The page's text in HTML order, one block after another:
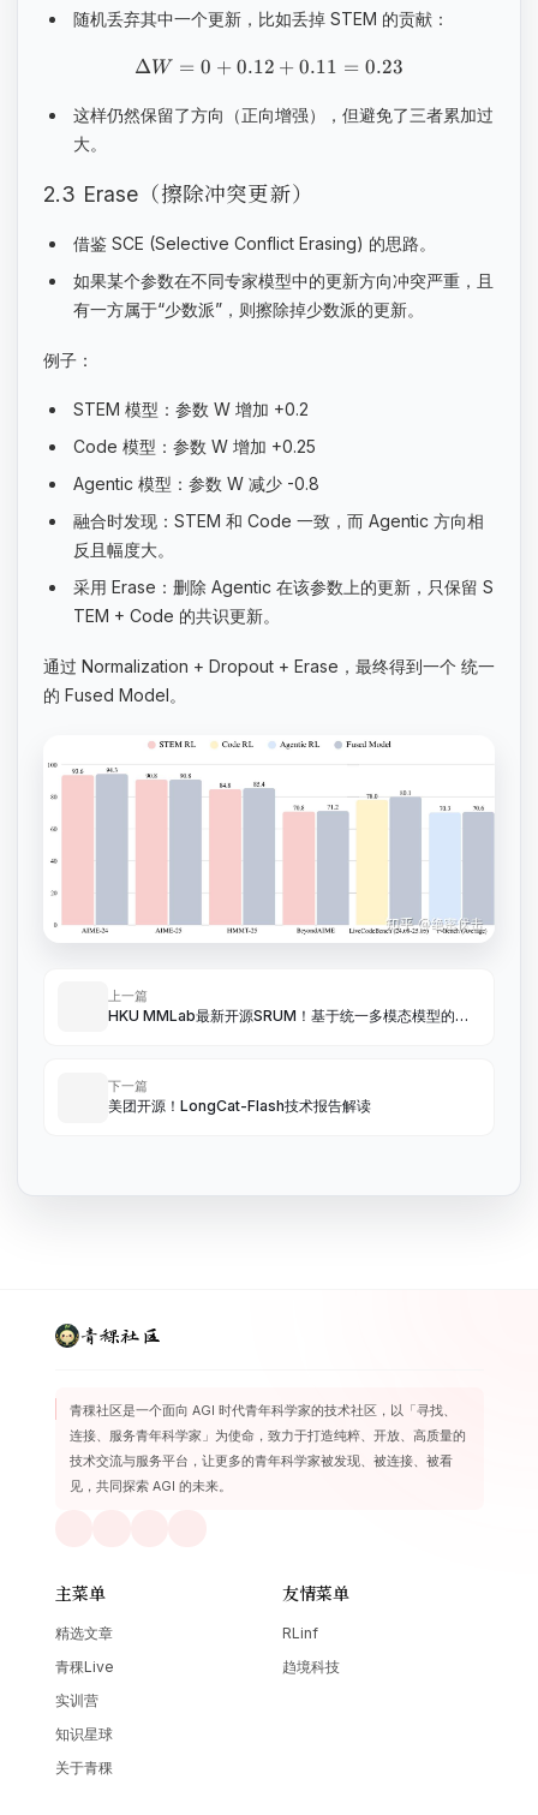
随机丢弃其中一个更新，比如丢掉 STEM 的贡献：
ΔW = 0 + 0.12 + 0.11 = 0.23
这样仍然保留了方向（正向增强），但避免了三者累加过
大。
2.3 Erase（擦除冲突更新）
借鉴 SCE (Selective Conflict Erasing) 的思路。
如果某个参数在不同专家模型中的更新方向冲突严重，且
有一方属于“少数派”，则擦除掉少数派的更新。
例子：
STEM 模型：参数 W 增加 +0.2
Code 模型：参数 W 增加 +0.25
Agentic 模型：参数 W 减少 -0.8
融合时发现：STEM 和 Code 一致，而 Agentic 方向相
反且幅度大。
采用 Erase：删除 Agentic 在该参数上的更新，只保留 S
TEM + Code 的共识更新。
通过 Normalization + Dropout + Erase，最终得到一个 统一
的 Fused Model。
上一篇
HKU MMLab最新开源SRUM！基于统一多模态模型的训
下一篇
美团开源！LongCat-Flash技术报告解读
青稞社区
青稞社区是一个面向 AGI 时代青年科学家的技术社区，以「寻找、
连接、服务青年科学家」为使命，致力于打造纯粹、开放、高质量的
技术交流与服务平台，让更多的青年科学家被发现、被连接、被看
见，共同探索 AGI 的未来。
主菜单
精选文章
青稞Live
实训营
知识星球
关于青稞
友情菜单
RLinf
趋境科技